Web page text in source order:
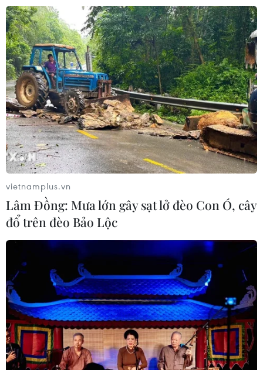
TIN CÙNG CHUYÊN MỤC
Iran ra điều kiện yêu cầu Mỹ rút
quân, bồi thường để mở lại eo biển
Hormuz
09/08/2026 07:08
vietnamplus.vn
Lâm Đồng: Mưa lớn gây sạt lở đèo Con Ó, cây
đổ trên đèo Bảo Lộc